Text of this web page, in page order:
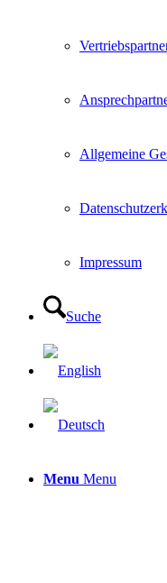
Allgemeine
Impressum
Suche
Menu Menu